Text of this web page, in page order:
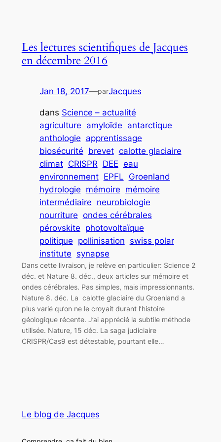
Les lectures scientifiques de Jacques
en décembre 2016
Jan 18, 2017—parJacques
dans Science – actualité
agriculture amyloïde antarctique
anthologie apprentissage
biosécurité brevet calotte glaciaire
climat CRISPR DEE eau
environnement EPFL Groenland
hydrologie mémoire mémoire
intermédiaire neurobiologie
nourriture ondes cérébrales
pérovskite photovoltaïque
politique pollinisation swiss polar
institute synapse
Dans cette livraison, je relève en particulier: Science 2
déc. et Nature 8. déc., deux articles sur mémoire et
ondes cérébrales. Pas simples, mais impressionnants.
Nature 8. déc. La calotte glaciaire du Groenland a
plus varié qu’on ne le croyait durant l’histoire
géologique récente. J’ai apprécié la subtile méthode
utilisée. Nature, 15 déc. La saga judiciaire
CRISPR/Cas9 est détestable, pourtant elle…
Le blog de Jacques